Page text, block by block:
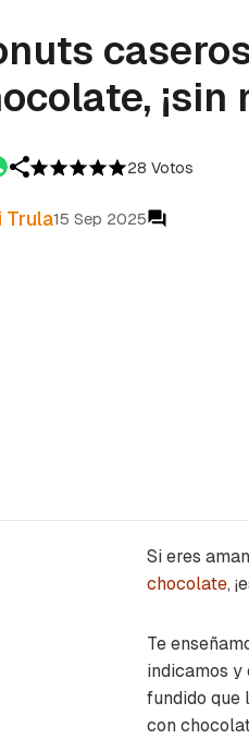
¡sin
28 Votos
Trula15 Sep 2025
Si eres
chocolate,
Te
indicamos y
fundido que
con